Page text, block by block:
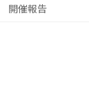
開催報告